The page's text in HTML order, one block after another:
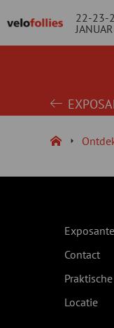
22-23-
Contact
Locatie